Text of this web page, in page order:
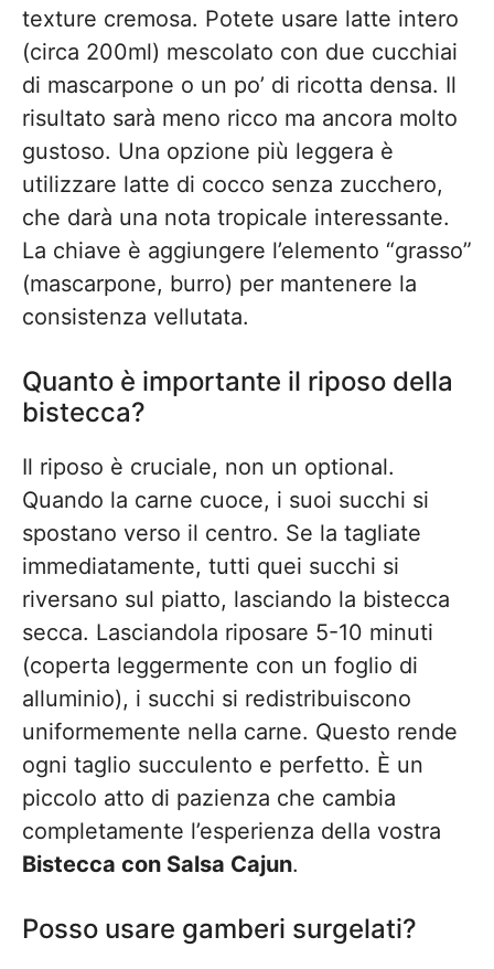
texture cremosa. Potete usare latte intero
(circa 200ml) mescolato con due cucchiai
di mascarpone o un po’ di ricotta densa. Il
risultato sarà meno ricco ma ancora molto
gustoso. Una opzione più leggera è
utilizzare latte di cocco senza zucchero,
che darà una nota tropicale interessante.
La chiave è aggiungere l’elemento “grasso”
(mascarpone, burro) per mantenere la
consistenza vellutata.
Quanto è importante il riposo della
bistecca?
Il riposo è cruciale, non un optional.
Quando la carne cuoce, i suoi succhi si
spostano verso il centro. Se la tagliate
immediatamente, tutti quei succhi si
riversano sul piatto, lasciando la bistecca
secca. Lasciandola riposare 5-10 minuti
(coperta leggermente con un foglio di
alluminio), i succhi si redistribuiscono
uniformemente nella carne. Questo rende
ogni taglio succulento e perfetto. È un
piccolo atto di pazienza che cambia
completamente l’esperienza della vostra
Bistecca con Salsa Cajun.
Posso usare gamberi surgelati?